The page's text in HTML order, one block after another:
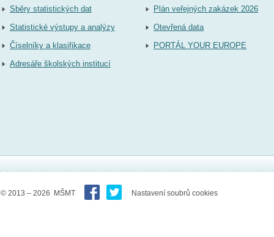
Sběry statistických dat
Statistické výstupy a analýzy
Číselníky a klasifikace
Adresáře školských institucí
Plán veřejných zakázek 2026
Otevřená data
PORTÁL YOUR EUROPE
© 2013 – 2026 MŠMT Nastavení soubrů cookies